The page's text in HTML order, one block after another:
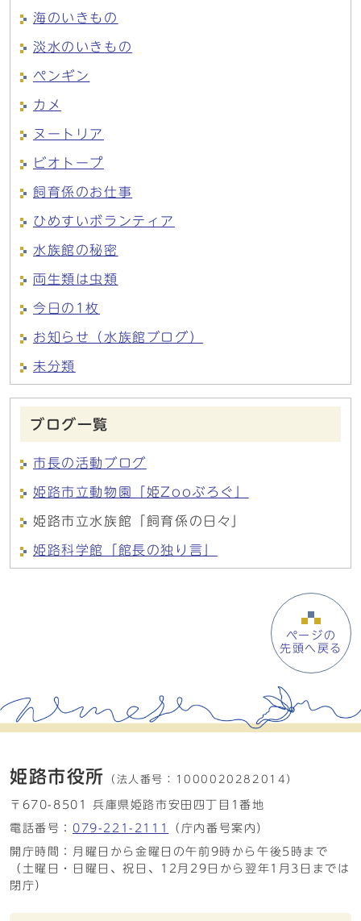
海のいきもの
淡水のいきもの
ペンギン
カメ
ヌートリア
ビオトープ
飼育係のお仕事
ひめすいボランティア
水族館の秘密
両生類は虫類
今日の1枚
お知らせ（水族館ブログ）
未分類
ブログ一覧
市長の活動ブログ
姫路市立動物園「姫Zooぶろぐ」
姫路市立水族館「飼育係の日々」
姫路科学館「館長の独り言」
ページの
先頭へ戻る
姫路市役所 （法人番号： 1000020282014）
〒670-8501 兵庫県姫路市安田四丁目1番地
電話番号： 079-221-2111
（庁内番号案内）
開庁時間：月曜日から金曜日の午前9時から午後5時まで
（土曜日・日曜日、祝日、12月29日から翌年1月3日までは
閉庁）